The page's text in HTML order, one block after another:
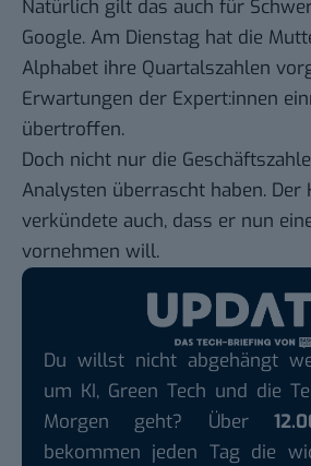
Natürlich gilt das auch für
Google. Am Dienstag hat die
Alphabet ihre Quartalszahlen
Erwartungen der Expert:innen
übertroffen.
Doch nicht nur die
Analysten überrascht haben. Der
verkündete auch, dass er nun
vornehmen will.
Du willst nicht abgehängt
um KI, Green Tech und die
Morgen geht? Über
bekommen jeden Tag die